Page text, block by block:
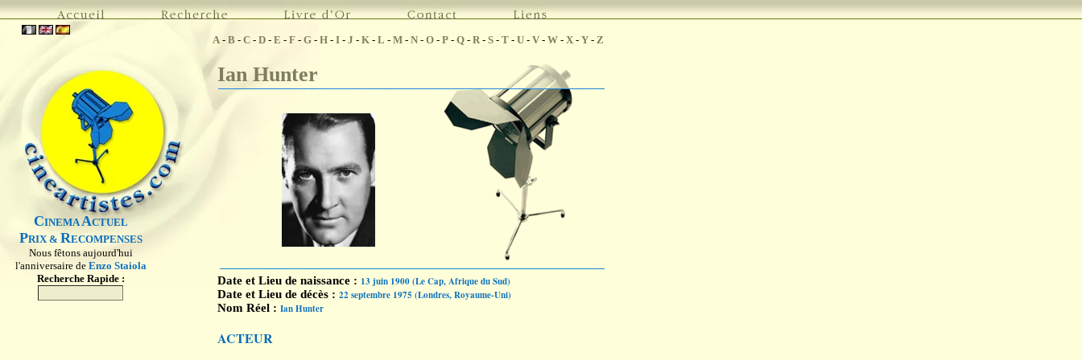
CINEMAACTUEL
PRIX & RECOMPENSES
Nous fêtons aujourd'hui
l'anniversaire de Enzo Staiola
Recherche Rapide :
A- B - C - D - E - F - G - H - I - J - K - L - M - N - O - P - Q - R- S - T - U - V - W - X - Y - Z
Ian Hunter
Date et Lieu de naissance : 13 juin 1900 (Le Cap, Afrique du Sud)
Date et Lieu de décès : 22 septembre 1975 (Londres, Royaume-Uni)
Nom Réel : Ian Hunter
ACTEUR